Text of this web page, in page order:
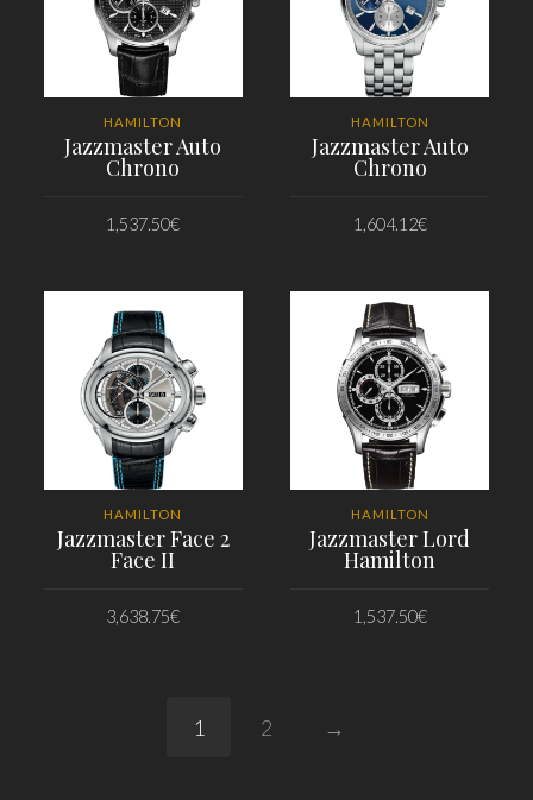
HAMILTON
Jazzmaster Auto
Chrono
1,537.50€
HAMILTON
Jazzmaster Auto
Chrono
1,604.12€
HAMILTON
Jazzmaster Face 2
Face II
3,638.75€
HAMILTON
Jazzmaster Lord
Hamilton
1,537.50€
1 2 →